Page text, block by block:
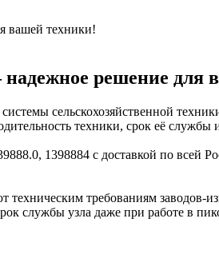
вашей техники!
надежное решение для
сельскохозяйственной
техники, срок её
1398884 с доставкой по
техническим требованиям
службы узла даже при работе в